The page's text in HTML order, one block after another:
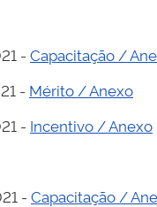
- Capacitação /
- Mérito / Anexo
- Incentivo / Anexo
- Capacitação /